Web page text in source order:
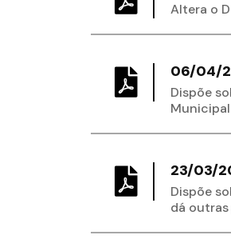
Altera o
06/04/
Dispõe
23/03/
Dispõe
dá